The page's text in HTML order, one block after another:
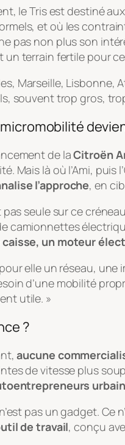
le Tris est destiné
et où les
pas non plus son
terrain fertile pour
Marseille,
souvent trop gros,
de laCitroën
Mais là où l’Ami,
l’approche, en
pas seule sur ce
camionnettes
un moteur
elle un réseau, une
d’une mobilité
utile. »
?
aucune
de vitesse plus
pas un gadget.
de travail, conçu